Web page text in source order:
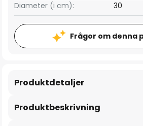
Diameter (i cm):
30
Frågor om denna
Produktbeskrivning
Produktdetaljer